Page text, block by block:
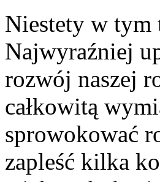
Niestety w tym
Najwyraźniej
rozwój naszej
całkowitą
sprowokować
zapleść kilka